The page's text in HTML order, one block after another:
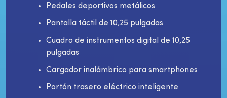
Pedales deportivos metálicos
Pantalla táctil de 10,25 pulgadas
Cuadro de instrumentos digital de 10,25
pulgadas
Cargador inalámbrico para smartphones
Portón trasero eléctrico inteligente